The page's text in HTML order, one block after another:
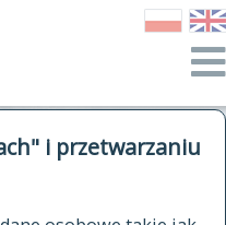
i przetwarzaniu
SŁOWNIK